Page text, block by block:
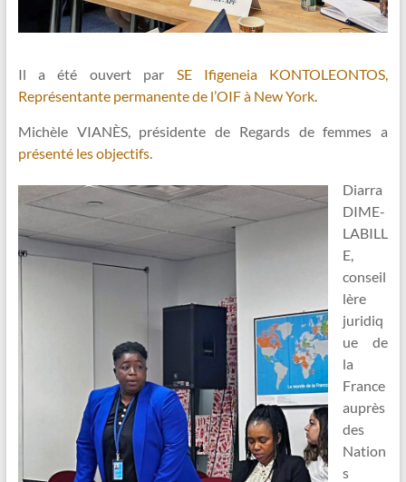
Il a été ouvert par SE Ifigeneia KONTOLEONTOS,
Représentante permanente de l’OIF à New York.
Michèle VIANÈS, présidente de Regards de femmes a
présenté les objectifs.
Diarra
DIME-
LABILL
E,
conseil
lère
juridiq
ue de
la
France
auprès
des
Nation
s